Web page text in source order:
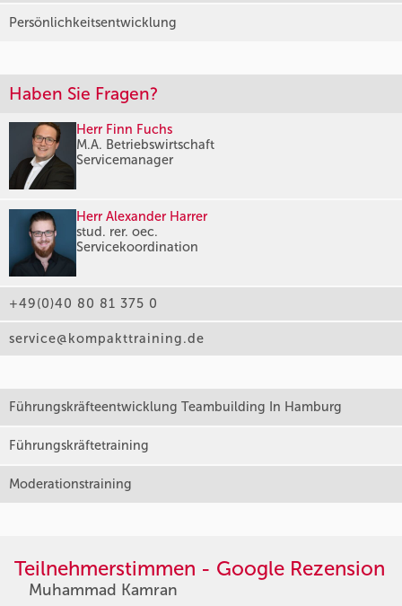
Persönlichkeitsentwicklung
Haben Sie Fragen?
Herr Finn Fuchs
M.A. Betriebswirtschaft
Servicemanager
Herr Alexander Harrer
stud. rer. oec.
Servicekoordination
+49(0)40 80 81 375 0
service@kompakttraining.de
Führungskräfteentwicklung Teambuilding In Hamburg
Führungskräftetraining
Moderationstraining
Teilnehmerstimmen - Google Rezension
Muhammad Kamran